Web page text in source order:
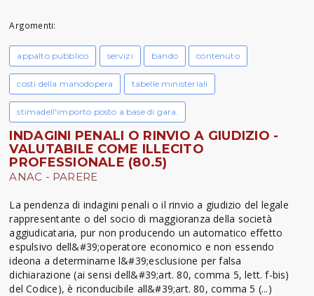
Argomenti:
appalto pubblico servizi bando contenuto
costi della manodopera tabelle ministeriali
stimadell'importo posto a base di gara.
INDAGINI PENALI O RINVIO A GIUDIZIO -
VALUTABILE COME ILLECITO
PROFESSIONALE (80.5)
ANAC - PARERE
La pendenza di indagini penali o il rinvio a giudizio del legale
rappresentante o del socio di maggioranza della società
aggiudicataria, pur non producendo un automatico effetto
espulsivo dell&#39;operatore economico e non essendo
ideona a determinarne l&#39;esclusione per falsa
dichiarazione (ai sensi dell&#39;art. 80, comma 5, lett. f-bis)
del Codice), è riconducibile all&#39;art. 80, comma 5 (...)